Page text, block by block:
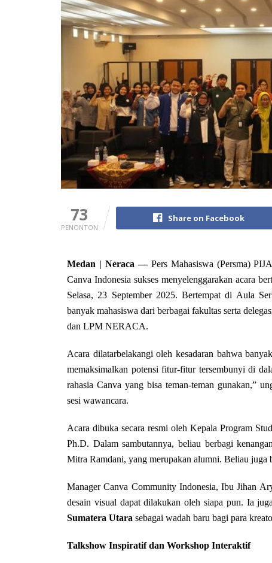
73
PENONTON
Share on Facebook
Medan | Neraca —Pers Mahasiswa (Persma)
Canva Indonesia sukses menyelenggarakan acara
Selasa, 23 September 2025. Bertempat di Aula
banyak mahasiswa dari berbagai fakultas serta
dan LPM NERACA.
Acara dilatarbelakangi oleh kesadaran bahwa
memaksimalkan potensi fitur-fitur tersembunyi di
rahasia Canva yang bisa teman-teman gunakan,”
sesi wawancara.
Acara dibuka secara resmi oleh Kepala Program
Ph.D. Dalam sambutannya, beliau berbagi
Mitra Ramdani, yang merupakan alumni. Beliau juga
Manager Canva Community Indonesia, Ibu Jihan
desain visual dapat dilakukan oleh siapa pun. Ia
Sumatera Utara sebagai wadah baru bagi para
Talkshow Inspiratif dan Workshop Interaktif